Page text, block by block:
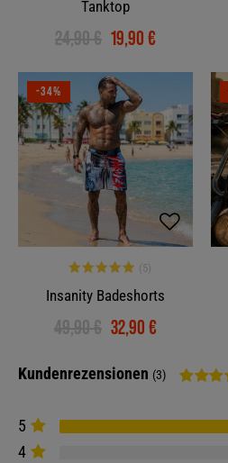
Tanktop
24,90 € 19,90 €
-34%
Insanity Badeshorts
49,90 € 32,90 €
Kundenrezensionen (3)
5
4